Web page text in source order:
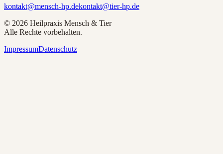
kontakt@mensch-hp.dekontakt@tier-hp.de
© 2026 Heilpraxis Mensch & Tier
Alle Rechte vorbehalten.
ImpressumDatenschutz